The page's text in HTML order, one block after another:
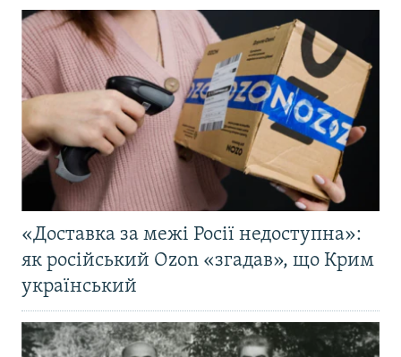
«Доставка за межі Росії недоступна»:
як російський Ozon «згадав», що Крим
український